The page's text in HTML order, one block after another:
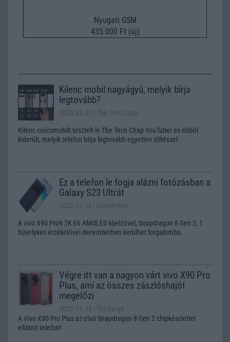
Nyugati GSM
435.000 Ft (új)
Kilenc mobil nagyágyú, melyik bírja
legtovább?
2023.05.30 | The Tech Chap
Kilenc csúcsmobilt tesztelt le The Tech Chap YouTuber és ebből
kiderült, melyik telefon bírja legtovább egyetlen töltéssel.
Ez a telefon le fogja alázni fotózásban a
Galaxy S23 Ultrát
2022.11.16 | FoneArena
A vivo X90 Pro9 2K E6 AMOLED kijelzővel, Snapdragon 8 Gen 2, 1
hüvelykes érzékelővel decemberben kerülhet forgalomba.
Végre itt van a nagyon várt vivo X90 Pro
Plus, ami az összes zászlóshajót
megelőzi
2022.11.23
| TheVerge
A Vivo X90 Pro Plus az első Snapdragon 8 Gen 2 chipkészlettel
ellátott telefon!